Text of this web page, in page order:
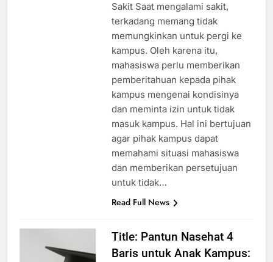
Sakit Saat mengalami sakit,
terkadang memang tidak
memungkinkan untuk pergi ke
kampus. Oleh karena itu,
mahasiswa perlu memberikan
pemberitahuan kepada pihak
kampus mengenai kondisinya
dan meminta izin untuk tidak
masuk kampus. Hal ini bertujuan
agar pihak kampus dapat
memahami situasi mahasiswa
dan memberikan persetujuan
untuk tidak…
Read Full News
Title: Pantun Nasehat 4
Baris untuk Anak Kampus: